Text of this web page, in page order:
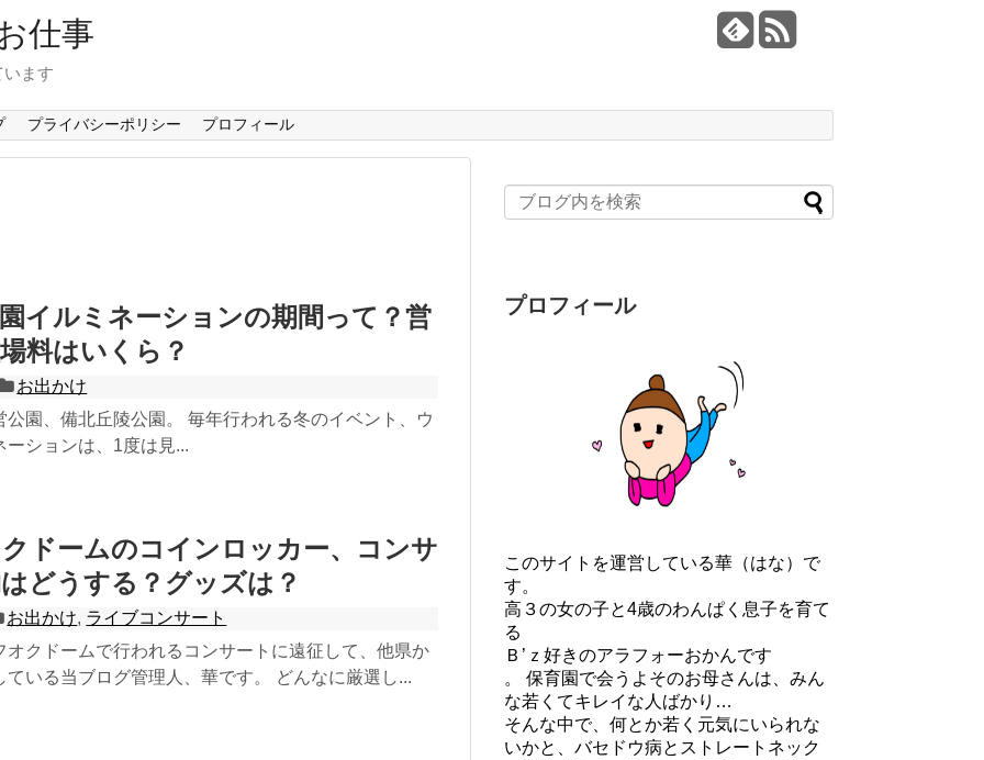
仕事
ます
プライバシーポリシー プロフィール
イルミネーションの期間って？営
料はいくら？
お出かけ
公園、備北丘陵公園。 毎年行われる冬のイベント、ウ
ーションは、1度は見...
ドームのコインロッカー、コンサ
どうする？グッズは？
お出かけ, ライブコンサート
オクドームで行われるコンサートに遠征して、他県か
ている当ブログ管理人、華です。 どんなに厳選し...
プロフィール
このサイトを運営している華（はな）で
す。
高３の女の子と4歳のわんぱく息子を育て
る
Ｂ’ｚ好きのアラフォーおかんです
。 保育園で会うよそのお母さんは、みん
な若くてキレイな人ばかり…
そんな中で、何とか若く元気にいられな
いかと、バセドウ病とストレートネック